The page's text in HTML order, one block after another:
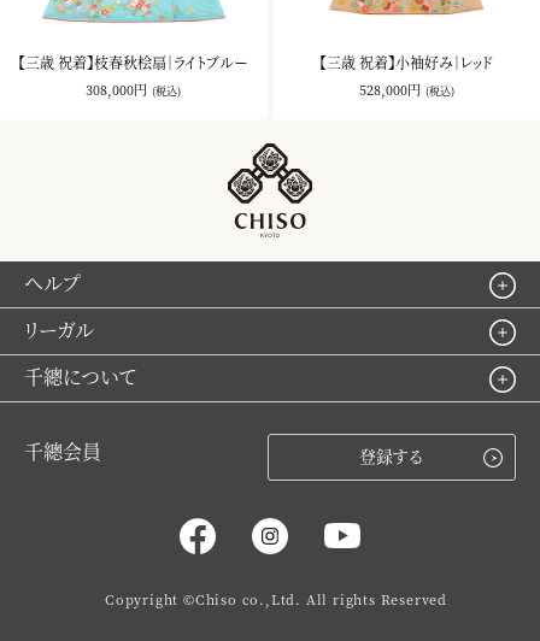
【三歳 祝着】枝春秋桧扇｜ライトブルー
308,000円 (税込)
【三歳 祝着】小袖好み｜レッド
528,000円 (税込)
ヘルプ
リーガル
千總について
千總会員 登録する
Copyright ©Chiso co.,Ltd. All rights Reserved